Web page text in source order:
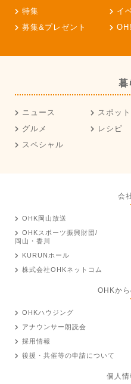
特集
イ
募集&プレゼント
暮
ニュース スポット
グルメ
レシピ
スペシャル
会
OHK岡山放送
OHKスポーツ振興財団/
岡山・香川
KURUNホール
株式会社OHKネットコム
OHKか
OHKハウジング
アナウンサー朗読会
採用情報
後援・共催等の申請について
個人情